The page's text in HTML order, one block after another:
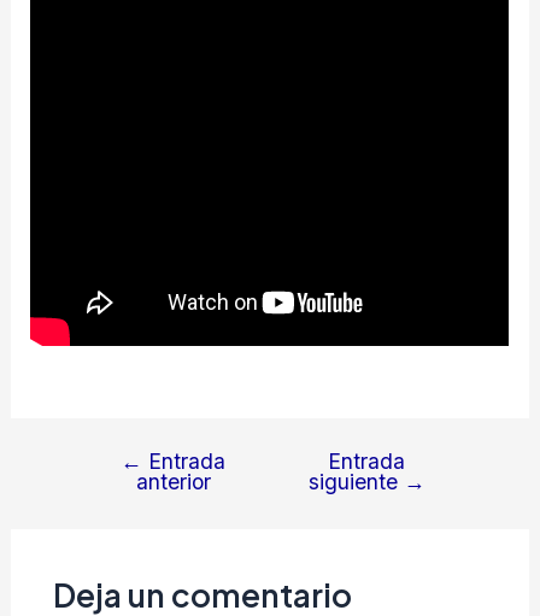
Navegación
← Entrada
anterior
Entrada
siguiente →
Deja un comentario